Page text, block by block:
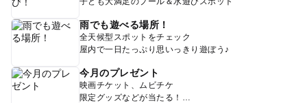
雨でも遊べる場所！
全天候型スポットをチェック
屋内で一日たっぷり思いっきり遊ぼう♪
今月のプレゼント
映画チケット、ムビチケ
限定グッズなどが当たる！